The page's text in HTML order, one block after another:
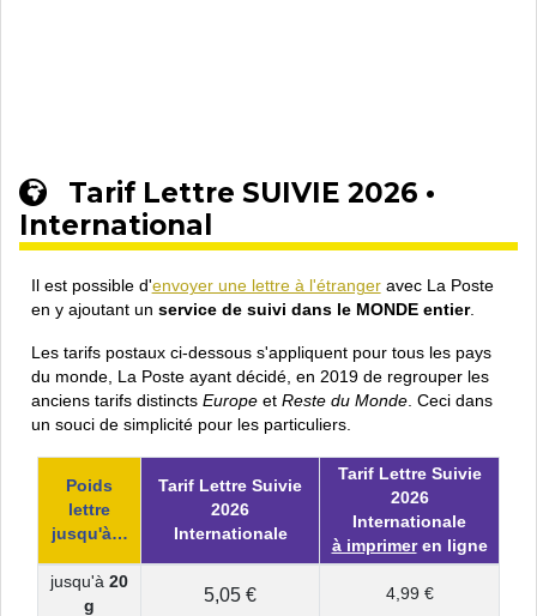
Tarif Lettre SUIVIE 2026 •
International
Il est possible d'envoyer une lettre à l'étrangeravec La Poste
en y ajoutant un service de suivi dans le MONDE entier.
Les tarifs postaux ci-dessous s'appliquent pour tous les pays
du monde, La Poste ayant décidé, en 2019 de regrouper les
anciens tarifs distincts Europeet Reste du Monde. Ceci dans
un souci de simplicité pour les particuliers.
Poids
lettre
jusqu'à…
Tarif Lettre Suivie
2026
Internationale
Tarif Lettre Suivie
2026
Internationale
à imprimeren ligne
jusqu'à 20
g
5,05 € 4,99 €